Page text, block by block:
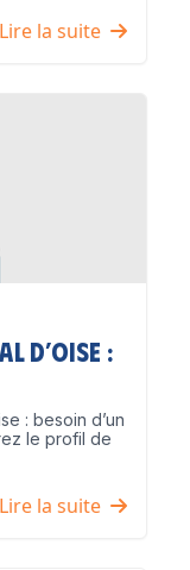
Lire la suite
d’Oise :
: besoin d’un
le profil de
Lire la suite